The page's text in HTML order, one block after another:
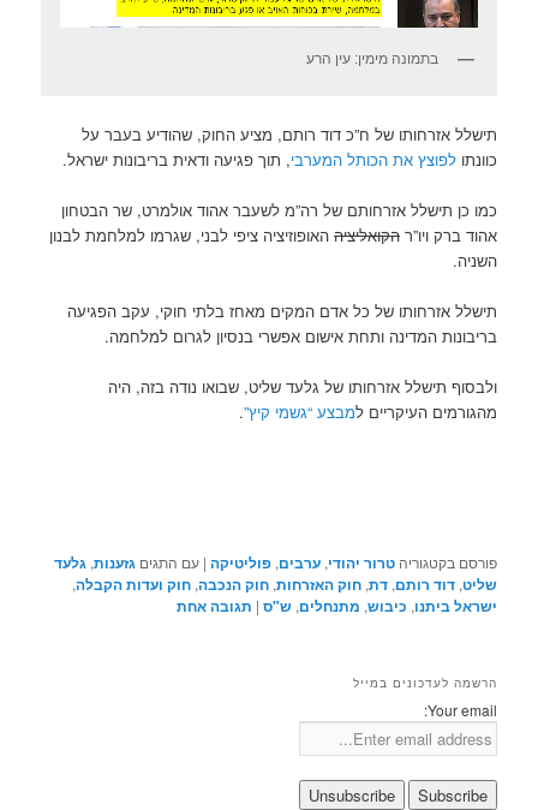
בתמונה מימין: עין הרע
תישלל אזרחותו של ח”כ דוד רותם, מציע החוק, שהודיע בעבר על
כוונתולפוצץ את הכותל המערבי, תוך פגיעה ודאית בריבונות ישראל.
כמו כן תישלל אזרחותם של רה”מ לשעבר אהוד אולמרט, שר הבטחון
אהוד ברק ויו”רהקואליציה האופוזיציה ציפי לבני, שגרמו למלחמת לבנון
השניה.
תישלל אזרחותו של כל אדם המקים מאחז בלתי חוקי, עקב הפגיעה
בריבונות המדינה ותחת אישום אפשרי בנסיון לגרום למלחמה.
ולבסוף תישלל אזרחותו של גלעד שליט, שבואו נודה בזה, היה
מהגורמים העיקריים למבצע “גשמי קיץ”.
פורסם בקטגוריה טרור יהודי,ערבים,פוליטיקה |עם התגים גזענות, גלעד
שליט,דוד רותם,דת,חוק האזרחות,חוק הנכבה,חוק ועדות הקבלה,
ישראל ביתנו, כיבוש, מתנחלים,ש"ס | תגובהאחת
הרשמה לעדכונים במייל
Your email: